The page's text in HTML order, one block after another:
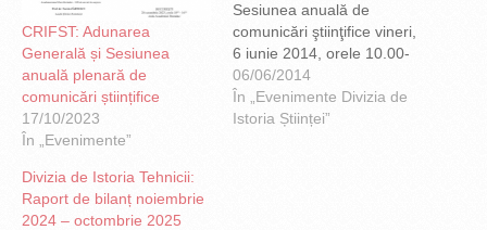
CRIFST: Adunarea
Generală și Sesiunea
anuală plenară de
comunicări științifice
17/10/2023
În „Evenimente”
Sesiunea anuală de
comunicări ştiinţifice vineri,
6 iunie 2014, orele 10.00-
15.00, în Aula Academiei
Române, Calea Victoriei
nr. 125 PROGRAM
06/06/2014
În „Evenimente Divizia de
Istoria Științei”
Divizia de Istoria Tehnicii:
Raport de bilanț noiembrie
2024 – octombrie 2025